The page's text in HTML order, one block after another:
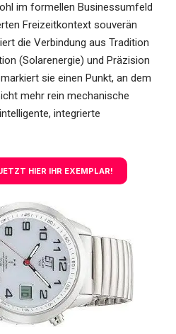
im formellen Businessumfeld
Freizeitkontext souverän
die Verbindung aus Tradition
(Solarenergie) und Präzision
sie einen Punkt, an dem
mehr rein mechanische
integrierte
HIER IHR EXEMPLAR!